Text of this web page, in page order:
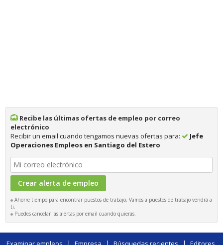
Recibe las últimas ofertas de empleo por correo
electrónico
Recibir un email cuando tengamos nuevas ofertas para:
Jefe
Operaciones Empleos en Santiago del Estero
Ahorre tiempo para encontrar puestos de trabajo, Vamos a puestos de trabajo vendrá a
ti.
Puedes cancelar las alertas por email cuando quieras.
| | |